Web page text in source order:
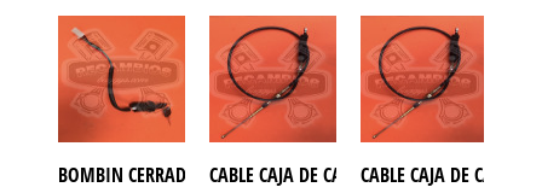
BOMBIN CERRADURA CON LLAVES MODELO 4 CABLES PARA ATV
CABLE CAJA DE CAMBIO BUGGY GOKA 650
CABLE CAJA DE